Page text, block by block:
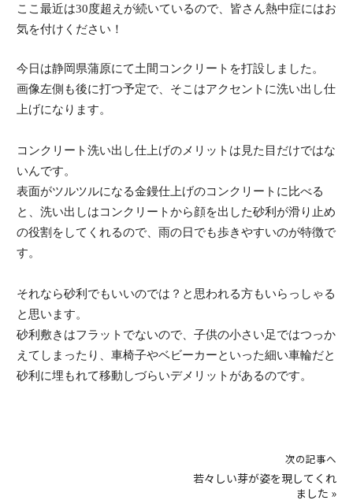
ここ最近は30度超えが続いているので、皆さん熱中症にはお
気を付けください！
今日は静岡県蒲原にて土間コンクリートを打設しました。
画像左側も後に打つ予定で、そこはアクセントに洗い出し仕
上げになります。
コンクリート洗い出し仕上げのメリットは見た目だけではな
いんです。
表面がツルツルになる金鏝仕上げのコンクリートに比べる
と、洗い出しはコンクリートから顔を出した砂利が滑り止め
の役割をしてくれるので、雨の日でも歩きやすいのが特徴で
す。
それなら砂利でもいいのでは？と思われる方もいらっしゃる
と思います。
砂利敷きはフラットでないので、子供の小さい足ではつっか
えてしまったり、車椅子やベビーカーといった細い車輪だと
砂利に埋もれて移動しづらいデメリットがあるのです。
次の記事へ
若々しい芽が姿を現してくれ
ました »